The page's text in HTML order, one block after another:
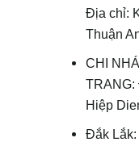
Địa chỉ:
Thuận
CHI
TRANG:
Hiệp
Đắk